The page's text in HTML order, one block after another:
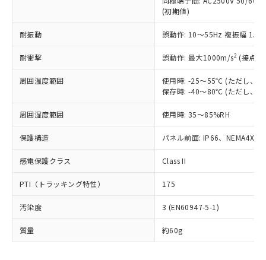
(初期値)
耐振動 誤動作: 10～55Hz 複振幅
耐衝撃 誤動作: 最大1000m/s2 (接点
周囲温度範囲
使用時: -25～55℃ (ただし、氷
保存時: -40～80℃ (ただし、氷
周囲湿度範囲 使用時: 35～85%RH
保護構造 パネル前面: IP66、NEMA4X,
感電保護クラス Class II
PTI（トラッキング特性） 175
汚染度 3 (EN60947-5-1)
質量 約60g
在庫状況および標準価格照会結果は、
記載している更新日時点での社内デー
タに基づき作成されるものであり、閲
覧された時点での実際の在庫および標
準価格とは異なる場合があることをご
正式な納期状況および標準価格はお客
様のお取引先、またはお客様担当のオ
ムロン制御機器販売店・当社販売員に
オムロン制御機器販売店や当社販売拠
販売ネットワーク
」をご確認
在庫状況および標準価格結果を当社の
事前の承諾なく第三者に漏洩または開
示しないようお願いします。
マイパーツ機能（部品リスト作成サー
ビス）をご利用いただくには、I-Web
メンバーズにご登録されている必要が
あります。
鉛(Pb) 1000ppm以下、 水銀(Hg) 1000ppm以下、 カド
類(PBB) 1000ppm以下、ポリ臭化ジフェニルエーテル類
(PBDE) 1000ppm以下、フタル酸ビス(2-エチルヘキシ
ル) (DEHP)(別名：DOP) 1000ppm以下、フタル酸ブチ
ルベンジル（BBP） 1000ppm以下、フタル酸ジブチル
（DBP） 1000ppm以下、フタル酸ジイソブチル
但し、RoHS指令で産業用監視および制御機器に対する
図的な使用がないことを確認しています。
部品在庫の切り替え状況などにより、予定
月が前後することがあります。
*中国RoHS10物質の基準値 (GB/T26572)：
Pb(鉛) :1000ppm、 Hg(水銀) : 1000ppm、 Cd(カドミウ
Cr(Ⅵ)(六価クロム) : 1000ppm、 PBBs(ポリ臭化ビフェ
ニル類) : 1000ppm、 PBDEs(ポリ臭化ジフェニルエーテ
ル類) : 1000ppm、
DBP(フタル酸ジブチル) : 1000ppm、 DIBP(フタル酸ジ
イソブチル) : 1000ppm、 BBP(フタル酸ブチルベンジ
DEHP(フタル酸ビス(2-エチルヘキシル)) : 1000ppm
「ｅ」：有害物質（10物質）のすべてが基
準値以下であることを示します。
「10」：通常の使用状況下において有害物
質が外部に漏えいし、環境に深刻な影響を
及ぼさない年数を意味します。
「－」：未確認です。当社販売部門へお問
（以下｢規制貨物等」という）を輸出
または国外への提供する場合は、日本
国政府の輸出許可(または役務取引許
可)を取得するなどの必要な手続きを
当社は規制貨物を破棄する場合は、完
全に破砕するなど、違法に輸出されな
いよう必要な手段を講じます。
当社は貴社製品を、核兵器、ミサイ
ル、化学兵器、生物兵器またはその他
武器並びにこれらの製造装置等に一切
当社は、貴社製品を第三者に販売する
場合は、上記1、2および3の内容を当
該第三者に通知します。また当社は、
販売先および販売に係わる関係者が違
法に輸出するおそれがある場合は、取
り引きをいたしません。
一定数以上の在庫あり
一定数には満たないが在庫あり
在庫なし(最新の在庫状況につ
いては、お客様のお取引先、ま
たはお客様担当のオムロン制御
機器販売店・当社販売員にご確
認ください)
受注生産機種、また在庫状況の
情報を公開していない機種